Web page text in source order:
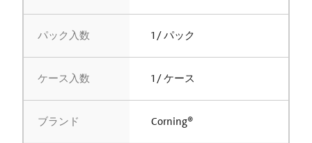
パック入数 1 / パック
ケース入数 1 / ケース
ブランド Corning®